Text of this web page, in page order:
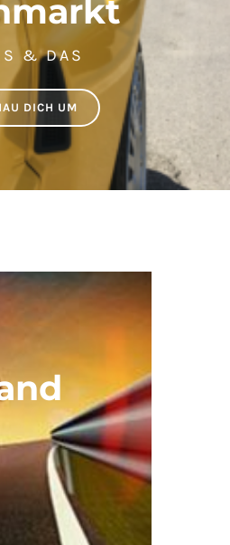
& DAS
DICH UM